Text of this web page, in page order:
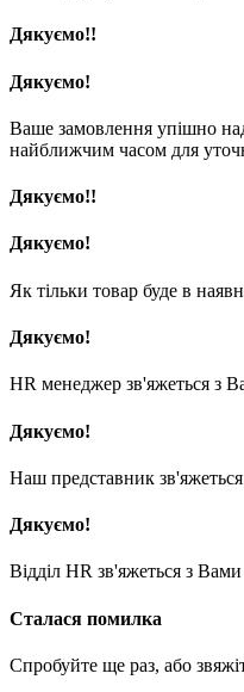
Дякуємо!!
Дякуємо!
Ваше замовлення упішно
найближчим часом для
Дякуємо!!
Дякуємо!
Як тільки товар буде в
Дякуємо!
HR менеджер зв'яжеться з
Дякуємо!
Наш представник
Дякуємо!
Відділ HR зв'яжеться з
Сталася помилка
Спробуйте ще раз, або